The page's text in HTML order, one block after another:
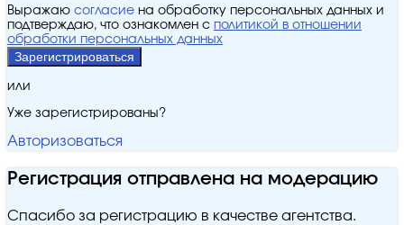
Выражаю согласие на обработку персональных данных и
подтверждаю, что ознакомлен с политикой в отношении
обработки персональных данных
Зарегистрироваться
или
Уже зарегистрированы?
Авторизоваться
Регистрация отправлена на модерацию
Спасибо за регистрацию в качестве агентства.